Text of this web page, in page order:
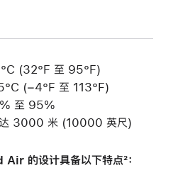
(32°F 至 95°F)
(−4°F 至 113°F)
至 95%
达 3000 米 (10000 英尺)
的设计具备以下特点²：